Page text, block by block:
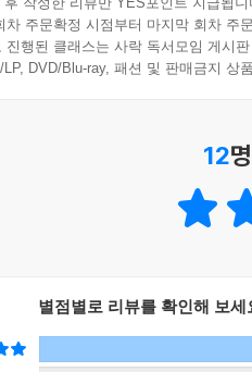
를 만나 사람들이 버린 쓰레기
물상은 더 큰 재활용 업체에 수
. 금속 재활용은 환경에 도움
만나고, 쓰레기 매립장에서 보
수거 후에 가치가 있는 회로기
선진국에서는 다른 제품들과 달
다 좋은 방법”에서는 재활용
공대생으로부터 이야기가 시작
일한 경험이 있으니 수리가
차 주문확정 시점부터 마지막 회차 주
진행된 클래스는 사락 독서모임 게시
DVD/Blu-ray, 패션 및 판매금지 상
12
별점별로 리뷰를 확인해 보세